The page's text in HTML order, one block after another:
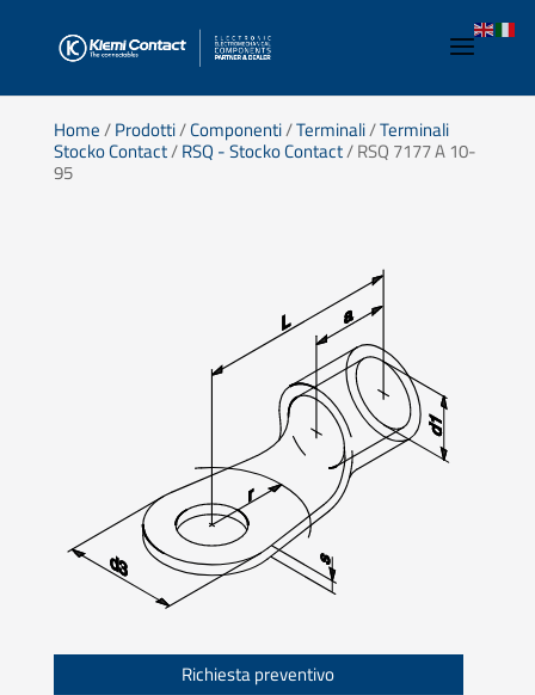
Home/Prodotti/Componenti/Terminali/Terminali
Stocko Contact/RSQ - Stocko Contact/ RSQ 7177 A 10-
95
Richiesta preventivo